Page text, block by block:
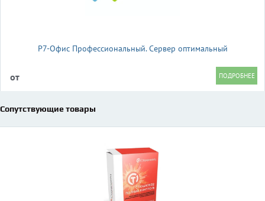
Р7-Офис Профессиональный. Сервер оптимальный
от
Сопутствующие товары